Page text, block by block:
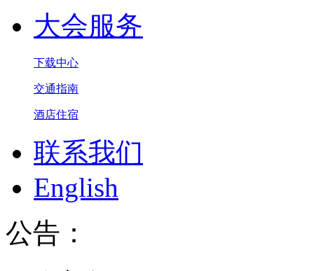
大会服务
下载中心
交通指南
酒店住宿
联系我们
English
公告：